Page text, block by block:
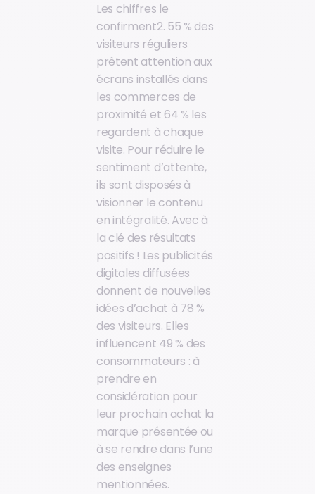
Les chiffres le
confirment2. 55 % des
visiteurs réguliers
prêtent attention aux
écrans installés dans
les commerces de
proximité et 64 % les
regardent à chaque
visite. Pour réduire le
sentiment d’attente,
ils sont disposés à
visionner le contenu
en intégralité. Avec à
la clé des résultats
positifs ! Les publicités
digitales diffusées
donnent de nouvelles
idées d’achat à 78 %
des visiteurs. Elles
influencent 49 % des
consommateurs : à
prendre en
considération pour
leur prochain achat la
marque présentée ou
à se rendre dans l’une
des enseignes
mentionnées.